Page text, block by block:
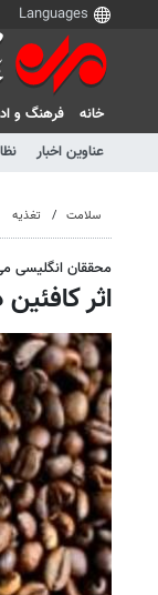
خانه فرهنگ و
عناوین اخبار
سلامت تغذیه
محققان انگلیسی
اثر